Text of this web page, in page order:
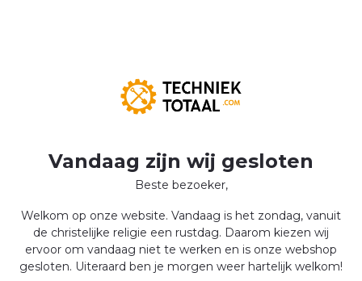
Vandaag zijn wij gesloten
Beste bezoeker,
Welkom op onze website. Vandaag is het zondag, vanuit
de christelijke religie een rustdag. Daarom kiezen wij
ervoor om vandaag niet te werken en is onze webshop
gesloten. Uiteraard ben je morgen weer hartelijk welkom!